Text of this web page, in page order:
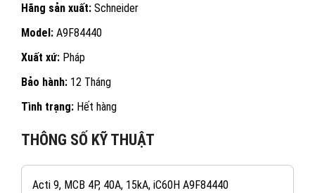
Hãng sản xuất: Schneider
Model: A9F84440
Xuất xứ: Pháp
Bảo hành: 12 Tháng
Tình trạng: Hết hàng
THÔNG SỐ KỸ THUẬT
Acti 9, MCB 4P, 40A, 15kA, iC60H A9F84440